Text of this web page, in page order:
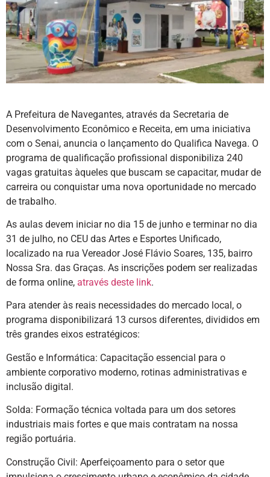
A Prefeitura de Navegantes, através da Secretaria de
Desenvolvimento Econômico e Receita, em uma iniciativa
com o Senai, anuncia o lançamento do Qualifica Navega. O
programa de qualificação profissional disponibiliza 240
vagas gratuitas àqueles que buscam se capacitar, mudar de
carreira ou conquistar uma nova oportunidade no mercado
de trabalho.
As aulas devem iniciar no dia 15 de junho e terminar no dia
31 de julho, no CEU das Artes e Esportes Unificado,
localizado na rua Vereador José Flávio Soares, 135, bairro
Nossa Sra. das Graças. As inscrições podem ser realizadas
de forma online, através deste link.
Para atender às reais necessidades do mercado local, o
programa disponibilizará 13 cursos diferentes, divididos em
três grandes eixos estratégicos:
Gestão e Informática: Capacitação essencial para o
ambiente corporativo moderno, rotinas administrativas e
inclusão digital.
Solda: Formação técnica voltada para um dos setores
industriais mais fortes e que mais contratam na nossa
região portuária.
Construção Civil: Aperfeiçoamento para o setor que